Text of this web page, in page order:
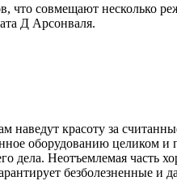
что совмещают несколько
Д Арсонваля.
наведут красоту за
оборудованию целиком и
дела. Неотъемлемая
безболезненные и